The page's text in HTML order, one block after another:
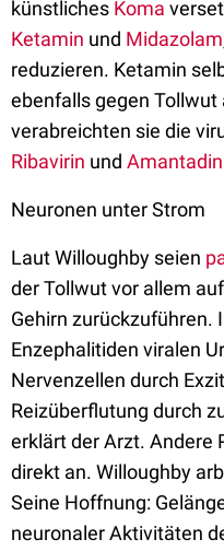
künstliches Koma
Ketamin und Midazolam
reduzieren. Ketamin
ebenfalls gegen Tollwut
verabreichten sie die
Ribavirin und Amantadin
Neuronen unter Strom
Laut Willoughby seien
der Tollwut vor allem
Gehirn zurückzuführen.
Enzephalitiden viralen
Nervenzellen durch
Reizüberflutung durch
erklärt der Arzt. Andere
direkt an. Willoughby
Seine Hoffnung:
neuronaler Aktivitäten